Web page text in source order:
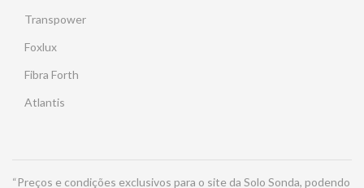
Transpower
Foxlux
Fibra Forth
Atlantis
“Preços e condições exclusivos para o site da Solo Sonda, podendo